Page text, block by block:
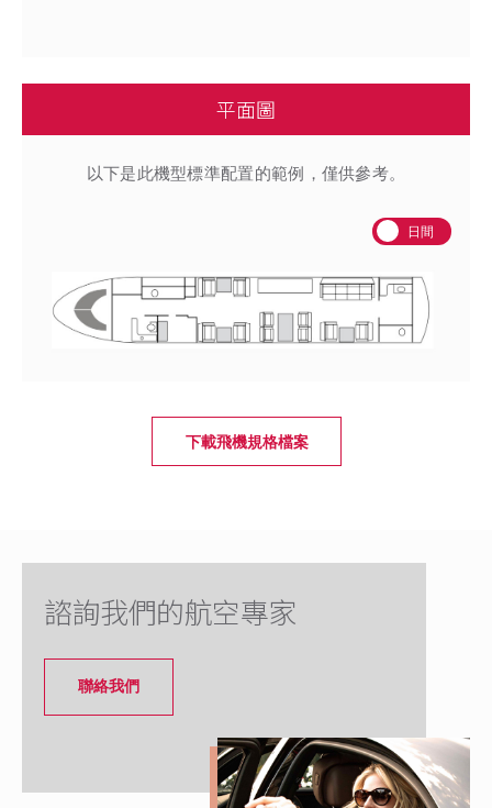
平面圖
以下是此機型標準配置的範例，僅供參考。
日間
下載飛機規格檔案
諮詢我們的航空專家
聯絡我們